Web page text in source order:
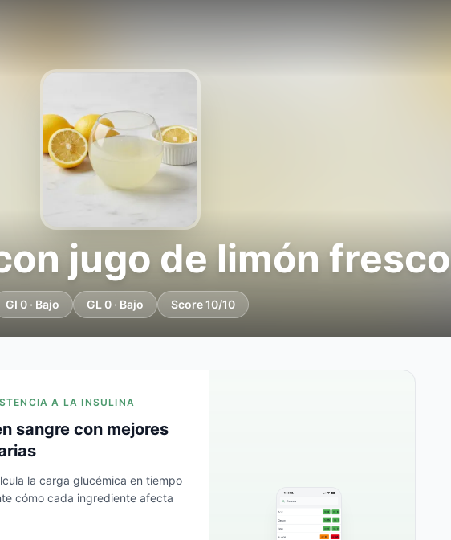
jugo de limón fresco
GI 0 · Bajo GL 0 · Bajo Score 10/10
A LA INSULINA
sangre con mejores
la carga glucémica en tiempo
cómo cada ingrediente afecta